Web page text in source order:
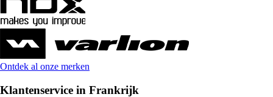
Ontdek al onze merken
Klantenservice in Frankrijk